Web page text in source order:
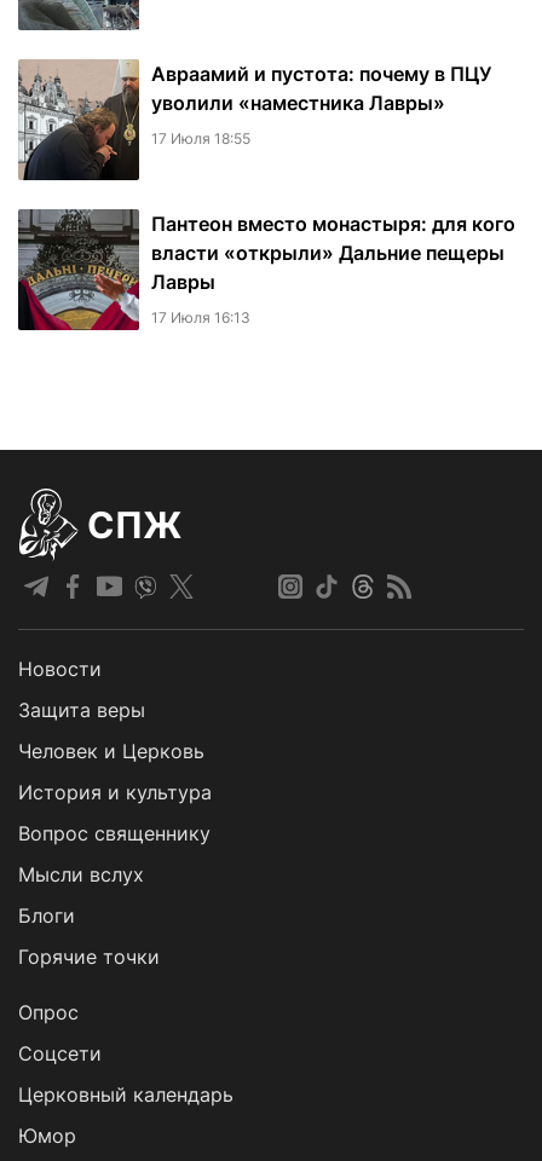
Авраамий и пустота: почему в ПЦУ
уволили «наместника Лавры»
17 Июля 18:55
Пантеон вместо монастыря: для кого
власти «открыли» Дальние пещеры
Лавры
17 Июля 16:13
СПЖ
Новости
Защита веры
Человек и Церковь
История и культура
Вопрос священнику
Мысли вслух
Блоги
Горячие точки
Опрос
Cоцсети
Церковный календарь
Юмор